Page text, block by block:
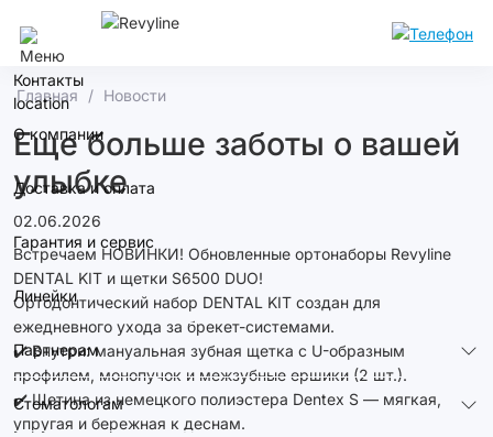
Тольятти
Контакты
О компании
Доставка и оплата
Гарантия и сервис
Линейки
Партнерам
Стоматологам
Главная Новости
Еще больше заботы о вашей
улыбке
02.06.2026
Встречаем НОВИНКИ! Обновленные ортонаборы Revyline
DENTAL KIT и щетки S6500 DUO!
Ортодонтический набор DENTAL KIT создан для
ежедневного ухода за брекет-системами.
✔️ Внутри: мануальная зубная щетка с U-образным
профилем, монопучок и межзубные ершики (2 шт.).
✔️ Щетина из немецкого полиэстера Dentex S — мягкая,
упругая и бережная к деснам.